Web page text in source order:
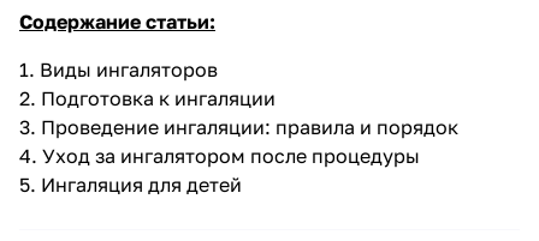
Содержание статьи:
1. Виды ингаляторов
2. Подготовка к ингаляции
3. Проведение ингаляции: правила и порядок
4. Уход за ингалятором после процедуры
5. Ингаляция для детей